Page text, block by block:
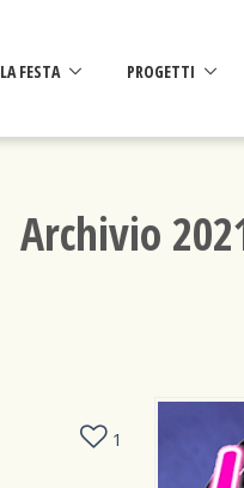
LA FESTA PROGETTI
Archivio
1